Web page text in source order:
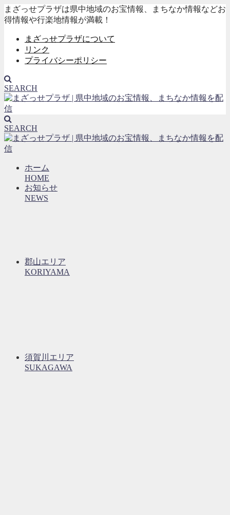
まざっせプラザは県中地域のお宝情報、まちなか情報などお
得情報や行楽地情報が満載！
まざっせプラザについて
リンク
プライバシーポリシー
SEARCH
SEARCH
ホーム
HOME
お知らせ
NEWS
郡山エリア
KORIYAMA
須賀川エリア
SUKAGAWA